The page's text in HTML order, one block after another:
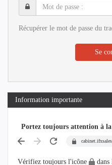
Mot
de
Récupérer le mot de passe du
Se
Information importante
Portez toujours attention à
Vérifiez toujours l'icône